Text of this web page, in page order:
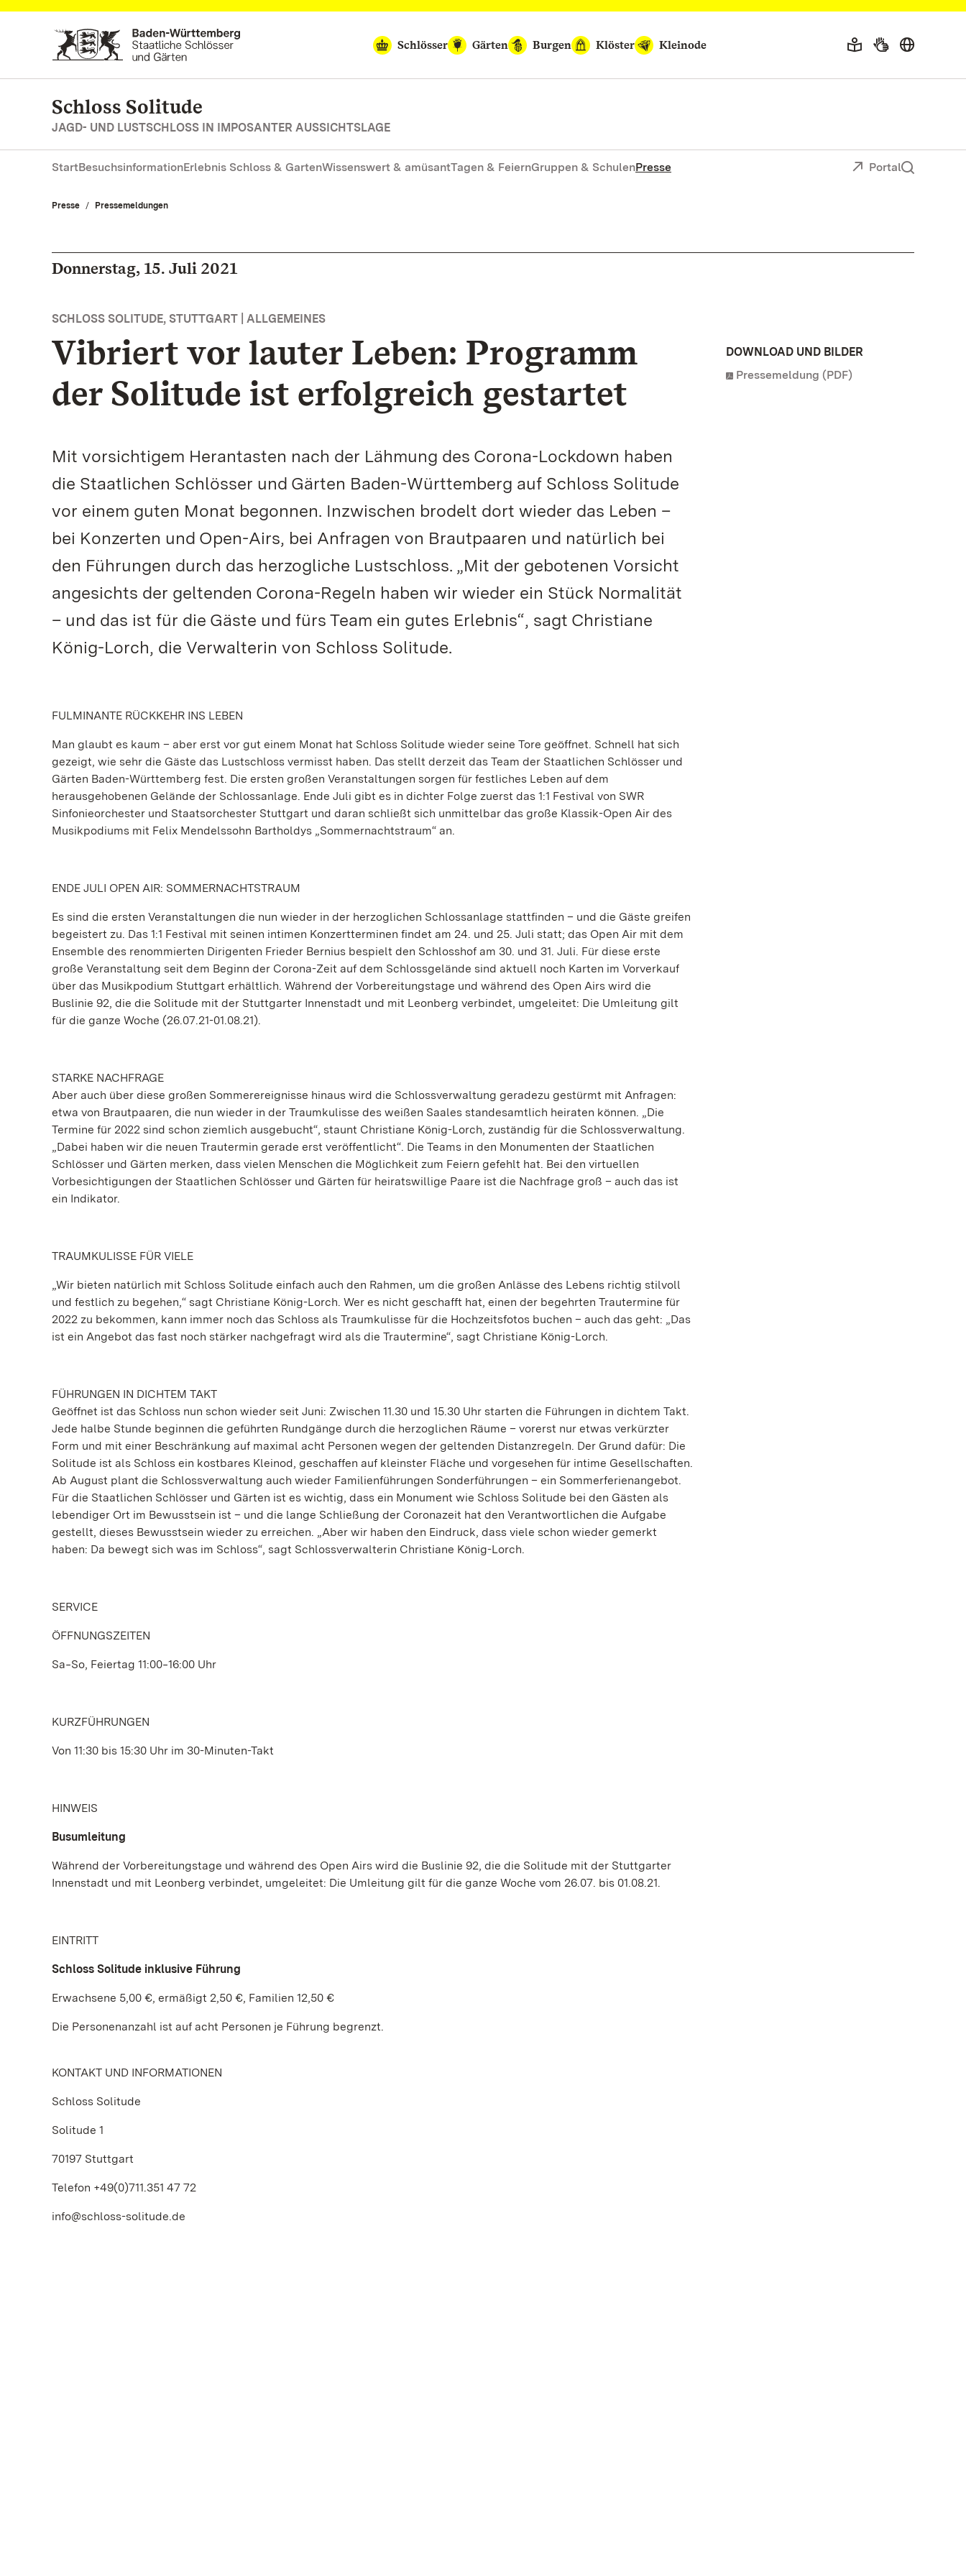
Zum Hauptinhalt springen
Schlösser
Gärten Burgen Klöster Kleinode
Schloss Solitude
JAGD- UND LUSTSCHLOSS IN IMPOSANTER AUSSICHTSLAGE
StartBesuchsinformationErlebnis Schloss & GartenWissenswert & amüsantTagen & FeiernGruppen & SchulenPresse Portal
Presse Pressemeldungen
Donnerstag, 15. Juli 2021
SCHLOSS SOLITUDE, STUTTGART | ALLGEMEINES
Vibriert vor lauter Leben: Programm
der Solitude ist erfolgreich gestartet
Mit vorsichtigem Herantasten nach der Lähmung des Corona-Lockdown haben
die Staatlichen Schlösser und Gärten Baden-Württemberg auf Schloss Solitude
vor einem guten Monat begonnen. Inzwischen brodelt dort wieder das Leben –
bei Konzerten und Open-Airs, bei Anfragen von Brautpaaren und natürlich bei
den Führungen durch das herzogliche Lustschloss. „Mit der gebotenen Vorsicht
angesichts der geltenden Corona-Regeln haben wir wieder ein Stück Normalität
– und das ist für die Gäste und fürs Team ein gutes Erlebnis“, sagt Christiane
König-Lorch, die Verwalterin von Schloss Solitude.
FULMINANTE RÜCKKEHR INS LEBEN
Man glaubt es kaum – aber erst vor gut einem Monat hat Schloss Solitude wieder seine Tore geöffnet. Schnell hat sich
gezeigt, wie sehr die Gäste das Lustschloss vermisst haben. Das stellt derzeit das Team der Staatlichen Schlösser und
Gärten Baden-Württemberg fest. Die ersten großen Veranstaltungen sorgen für festliches Leben auf dem
herausgehobenen Gelände der Schlossanlage. Ende Juli gibt es in dichter Folge zuerst das 1:1 Festival von SWR
Sinfonieorchester und Staatsorchester Stuttgart und daran schließt sich unmittelbar das große Klassik-Open Air des
Musikpodiums mit Felix Mendelssohn Bartholdys „Sommernachtstraum“ an.
ENDE JULI OPEN AIR: SOMMERNACHTSTRAUM
Es sind die ersten Veranstaltungen die nun wieder in der herzoglichen Schlossanlage stattfinden – und die Gäste greifen
begeistert zu. Das 1:1 Festival mit seinen intimen Konzertterminen findet am 24. und 25. Juli statt; das Open Air mit dem
Ensemble des renommierten Dirigenten Frieder Bernius bespielt den Schlosshof am 30. und 31. Juli. Für diese erste
große Veranstaltung seit dem Beginn der Corona-Zeit auf dem Schlossgelände sind aktuell noch Karten im Vorverkauf
über das Musikpodium Stuttgart erhältlich. Während der Vorbereitungstage und während des Open Airs wird die
Buslinie 92, die die Solitude mit der Stuttgarter Innenstadt und mit Leonberg verbindet, umgeleitet: Die Umleitung gilt
für die ganze Woche (26.07.21-01.08.21).
STARKE NACHFRAGE
Aber auch über diese großen Sommerereignisse hinaus wird die Schlossverwaltung geradezu gestürmt mit Anfragen:
etwa von Brautpaaren, die nun wieder in der Traumkulisse des weißen Saales standesamtlich heiraten können. „Die
Termine für 2022 sind schon ziemlich ausgebucht“, staunt Christiane König-Lorch, zuständig für die Schlossverwaltung.
„Dabei haben wir die neuen Trautermin gerade erst veröffentlicht“. Die Teams in den Monumenten der Staatlichen
Schlösser und Gärten merken, dass vielen Menschen die Möglichkeit zum Feiern gefehlt hat. Bei den virtuellen
Vorbesichtigungen der Staatlichen Schlösser und Gärten für heiratswillige Paare ist die Nachfrage groß – auch das ist
ein Indikator.
TRAUMKULISSE FÜR VIELE
„Wir bieten natürlich mit Schloss Solitude einfach auch den Rahmen, um die großen Anlässe des Lebens richtig stilvoll
und festlich zu begehen,“ sagt Christiane König-Lorch. Wer es nicht geschafft hat, einen der begehrten Trautermine für
2022 zu bekommen, kann immer noch das Schloss als Traumkulisse für die Hochzeitsfotos buchen – auch das geht: „Das
ist ein Angebot das fast noch stärker nachgefragt wird als die Trautermine“, sagt Christiane König-Lorch.
FÜHRUNGEN IN DICHTEM TAKT
Geöffnet ist das Schloss nun schon wieder seit Juni: Zwischen 11.30 und 15.30 Uhr starten die Führungen in dichtem Takt.
Jede halbe Stunde beginnen die geführten Rundgänge durch die herzoglichen Räume – vorerst nur etwas verkürzter
Form und mit einer Beschränkung auf maximal acht Personen wegen der geltenden Distanzregeln. Der Grund dafür: Die
Solitude ist als Schloss ein kostbares Kleinod, geschaffen auf kleinster Fläche und vorgesehen für intime Gesellschaften.
Ab August plant die Schlossverwaltung auch wieder Familienführungen Sonderführungen – ein Sommerferienangebot.
Für die Staatlichen Schlösser und Gärten ist es wichtig, dass ein Monument wie Schloss Solitude bei den Gästen als
lebendiger Ort im Bewusstsein ist – und die lange Schließung der Coronazeit hat den Verantwortlichen die Aufgabe
gestellt, dieses Bewusstsein wieder zu erreichen. „Aber wir haben den Eindruck, dass viele schon wieder gemerkt
haben: Da bewegt sich was im Schloss“, sagt Schlossverwalterin Christiane König-Lorch.
SERVICE
ÖFFNUNGSZEITEN
Sa‒So, Feiertag 11:00‒16:00 Uhr
KURZFÜHRUNGEN
Von 11:30 bis 15:30 Uhr im 30-Minuten-Takt
HINWEIS
Busumleitung
Während der Vorbereitungstage und während des Open Airs wird die Buslinie 92, die die Solitude mit der Stuttgarter
Innenstadt und mit Leonberg verbindet, umgeleitet: Die Umleitung gilt für die ganze Woche vom 26.07. bis 01.08.21.
EINTRITT
Schloss Solitude inklusive Führung
Erwachsene 5,00 €, ermäßigt 2,50 €, Familien 12,50 €
Die Personenanzahl ist auf acht Personen je Führung begrenzt.
KONTAKT UND INFORMATIONEN
Schloss Solitude
Solitude 1
70197 Stuttgart
Telefon +49(0)711.351 47 72
info@schloss-solitude.de
DOWNLOAD UND BILDER
Pressemeldung (PDF)